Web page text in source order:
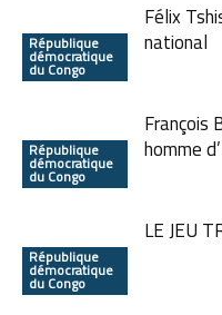
République
démocratique
du Congo
Félix
national
République
démocratique
du Congo
François
homme
République
démocratique
du Congo
LE JEU